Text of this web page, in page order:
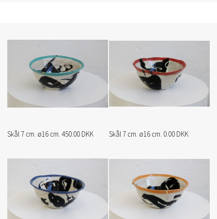
Skål 7 cm. ø16 cm. 450.00 DKK Skål 7 cm. ø16 cm. 0.00 DKK